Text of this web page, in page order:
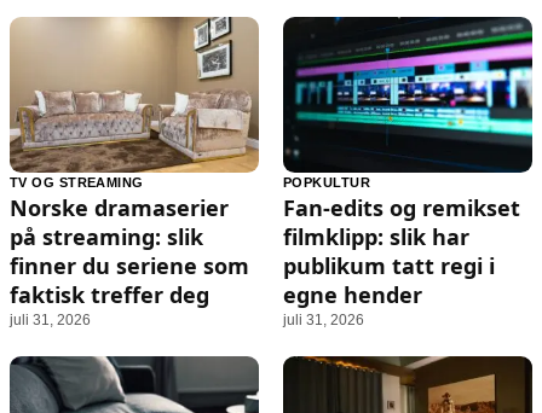
TV OG STREAMING
Norske dramaserier
på streaming: slik
finner du seriene som
faktisk treffer deg
juli 31, 2026
POPKULTUR
Fan-edits og remikset
filmklipp: slik har
publikum tatt regi i
egne hender
juli 31, 2026